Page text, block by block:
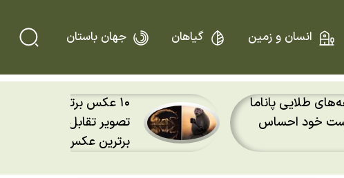
انسان و زمین گیاهان جهان باستان
۱۰ عکس برتر حیات وحش سال ۲۰۲۶؛
با مرغ مگس‌خوار
فلاکو؛ جغدی که از قفس
منهتن شکار آموخت و به
تبدیل شد